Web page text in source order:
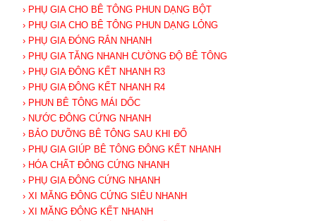
› PHỤ GIA CHO BÊ TÔNG PHUN DẠNG BỘT
› PHỤ GIA CHO BÊ TÔNG PHUN DẠNG LỎNG
› PHỤ GIA ĐÓNG RẮN NHANH
› PHỤ GIA TĂNG NHANH CƯỜNG ĐỘ BÊ TÔNG
› PHỤ GIA ĐÔNG KẾT NHANH R3
› PHỤ GIA ĐÔNG KẾT NHANH R4
› PHUN BÊ TÔNG MÁI DỐC
› NƯỚC ĐÔNG CỨNG NHANH
› BẢO DƯỠNG BÊ TÔNG SAU KHI ĐỔ
› PHỤ GIA GIÚP BÊ TÔNG ĐÔNG KẾT NHANH
› HÓA CHẤT ĐÔNG CỨNG NHANH
› PHỤ GIA ĐÔNG CỨNG NHANH
› XI MĂNG ĐÔNG CỨNG SIÊU NHANH
› XI MĂNG ĐÔNG KẾT NHANH